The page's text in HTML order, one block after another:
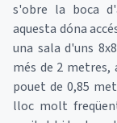
s'obre la boca
aquesta dóna
una sala d'uns
més de 2
pouet de 0,85
lloc molt